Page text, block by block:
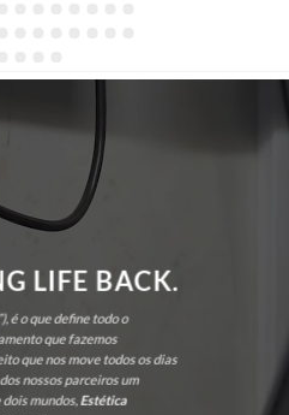
LIFE BACK.
é o que define todo o
que fazemos
que nos move todos os dias
nossos parceiros um
mundos, Estética